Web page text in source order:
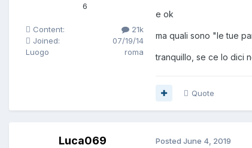
6
Content:
21k
Joined:
07/19/14
Luogo
roma
e ok
ma quali sono "le tue
tranquillo, se ce lo dici
Quote
Luca069 Posted June 4, 2019